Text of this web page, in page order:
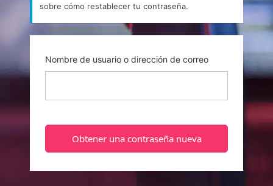
sobre cómo restablecer tu contraseña.
Nombre de usuario o dirección de correo